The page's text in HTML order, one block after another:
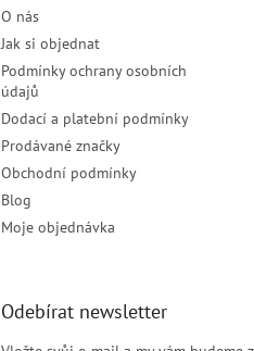
O nás
Jak si objednat
Podmínky ochrany osobních
údajů
Dodací a platební podmínky
Prodávané značky
Obchodní podmínky
Blog
Moje objednávka
Odebírat newsletter